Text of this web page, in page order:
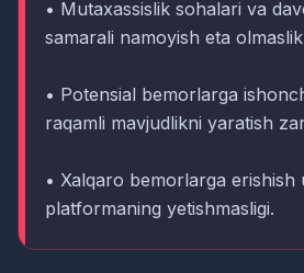
• Mutaxassislik sohalari va
samarali namoyish eta
• Potensial bemorlarga
raqamli mavjudlikni yaratish
• Xalqaro bemorlarga
platformaning yetishmasligi.